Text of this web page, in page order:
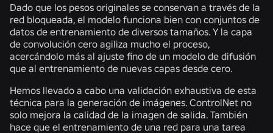
Dado que los pesos originales se conservan a través de la
red bloqueada, el modelo funciona bien con conjuntos de
datos de entrenamiento de diversos tamaños. Y la capa
de convolución cero agiliza mucho el proceso,
acercándolo más al ajuste fino de un modelo de difusión
que al entrenamiento de nuevas capas desde cero.
Hemos llevado a cabo una validación exhaustiva de esta
técnica para la generación de imágenes. ControlNet no
solo mejora la calidad de la imagen de salida. También
hace que el entrenamiento de una red para una tarea